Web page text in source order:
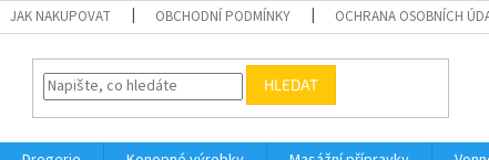
JAK NAKUPOVAT OBCHODNÍ PODMÍNKY OCHRANA OSOBNÍCH
HLEDAT